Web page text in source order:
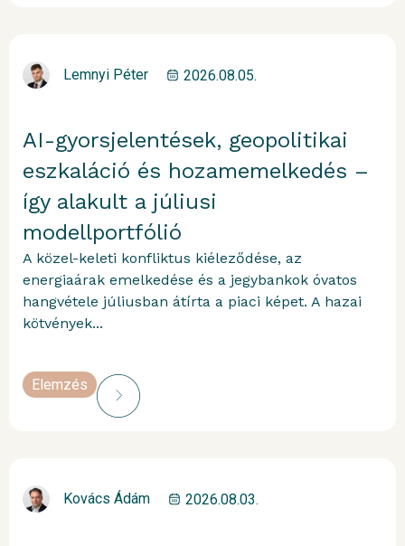
Lemnyi Péter 2026.08.05.
AI-gyorsjelentések, geopolitikai
eszkaláció és hozamemelkedés –
így alakult a júliusi
modellportfólió
A közel-keleti konfliktus kiéleződése, az
energiaárak emelkedése és a jegybankok óvatos
hangvétele júliusban átírta a piaci képet. A hazai
kötvények...
Elemzés
Kovács Ádám 2026.08.03.